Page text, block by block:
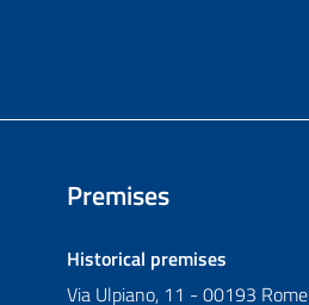
Premises
Historical premises
Via Ulpiano, 11 - 00193 Rome